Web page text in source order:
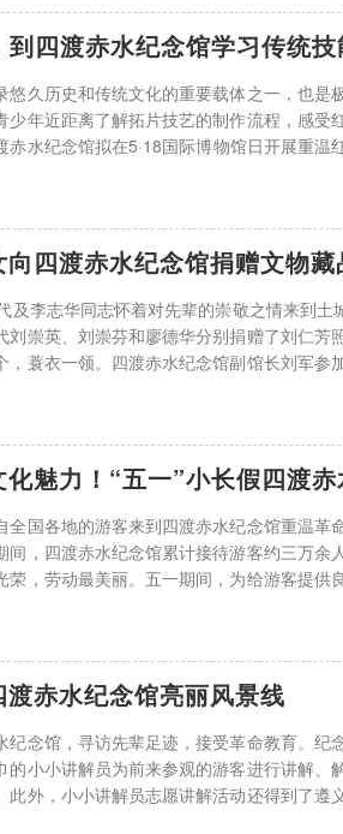
四渡赤水纪念馆学习传统技
久历史和传统文化的重要载体之一，也是
年近距离了解拓片技艺的制作流程，感受
水纪念馆拟在5·18国际博物馆日开展重温
四渡赤水纪念馆捐赠文物藏
及李志华同志怀着对先辈的崇敬之情来到土
崇英、刘崇芬和廖德华分别捐赠了刘仁芳
蓑衣一领。四渡赤水纪念馆副馆长刘军参
魅力！“五一”小长假四渡赤
国各地的游客来到四渡赤水纪念馆重温革
，四渡赤水纪念馆累计接待游客约三万余
，劳动最美丽。五一期间，为给游客提供
赤水纪念馆亮丽风景线
念馆，寻访先辈足迹，接受革命教育。纪
小小讲解员为前来参观的游客进行讲解、
外，小小讲解员志愿讲解活动还得到了遵